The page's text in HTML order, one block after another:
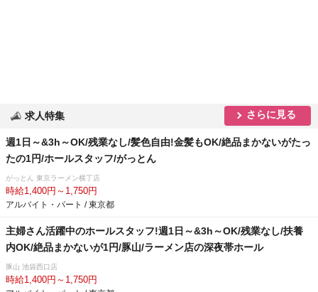
求人特集 さらに見る
週1日～&3h～OK/残業なし/髪色自由!金髪もOK/絶品まかないがたっ
たの1円/ホールスタッフ/がっとん
がっとん 東京ラーメン横丁店
時給1,400円～1,750円
アルバイト・パート / 東京都
主婦さん活躍中のホールスタッフ!週1日～&3h～OK/残業なし/扶養
内OK/絶品まかないが1円/豚山/ラーメン店の深夜帯ホール
豚山 池袋西口店
時給1,400円～1,750円